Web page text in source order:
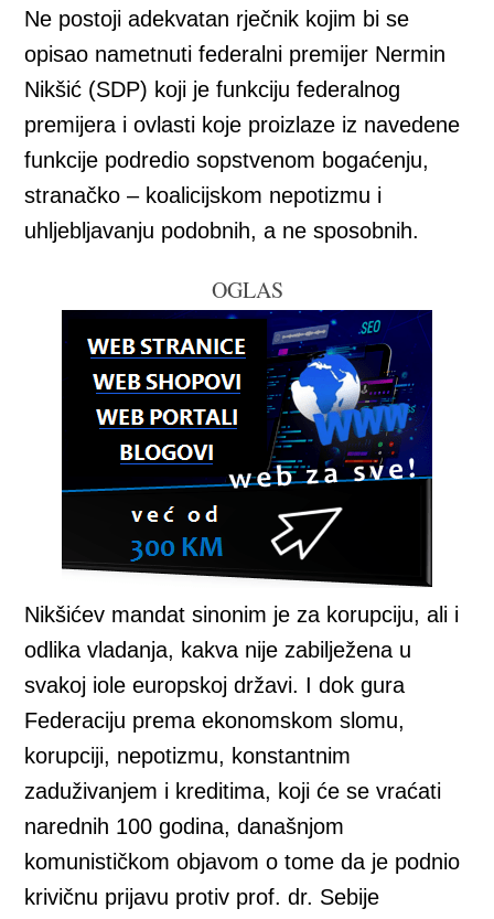
Ne postoji adekvatan rječnik kojim bi se
opisao nametnuti federalni premijer Nermin
Nikšić (SDP) koji je funkciju federalnog
premijera i ovlasti koje proizlaze iz navedene
funkcije podredio sopstvenom bogaćenju,
stranačko – koalicijskom nepotizmu i
uhljebljavanju podobnih, a ne sposobnih.
OGLAS
Nikšićev mandat sinonim je za korupciju, ali i
odlika vladanja, kakva nije zabilježena u
svakoj iole europskoj državi. I dok gura
Federaciju prema ekonomskom slomu,
korupciji, nepotizmu, konstantnim
zaduživanjem i kreditima, koji će se vraćati
narednih 100 godina, današnjom
komunističkom objavom o tome da je podnio
krivičnu prijavu protiv prof. dr. Sebije